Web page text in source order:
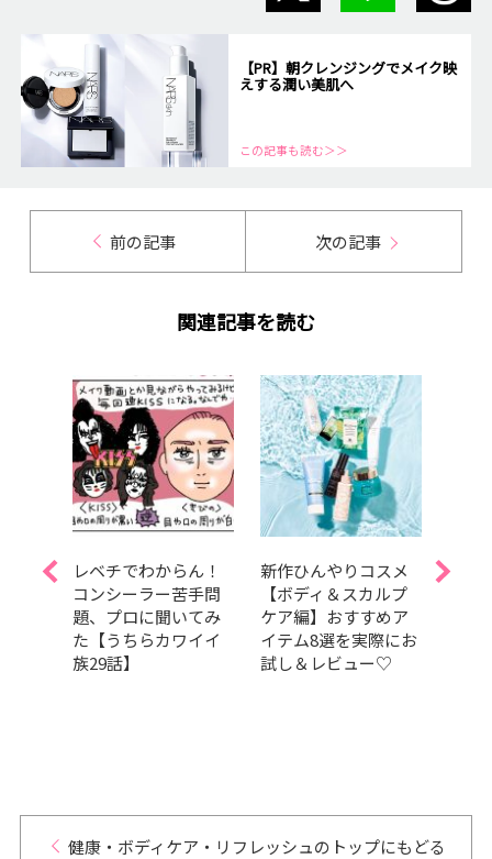
【PR】朝クレンジングでメイク映
えする潤い美肌へ
この記事も読む＞＞
前の記事 次の記事
関連記事を読む
レベチでわからん！
コンシーラー苦手問
題、プロに聞いてみ
た【うちらカワイイ
族29話】
新作ひんやりコスメ
【ボディ＆スカルプ
ケア編】おすすめア
イテム8選を実際にお
試し＆レビュー♡
夏を
健康・ボディケア・リフレッシュのトップにもどる